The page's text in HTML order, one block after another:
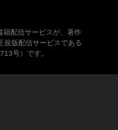
籍配信サービスが、著作
規版配信サービスである
号）です。